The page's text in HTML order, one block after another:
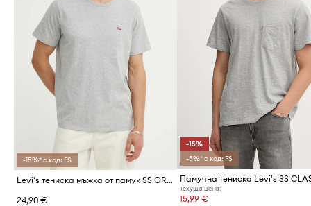
-15%* с код: FS
Levi's тениска мъжка от памук SS ORIGINAL HM TEE
24,90 €
-15%
-5%* с код: FS
Текуща цена:
15,99 €